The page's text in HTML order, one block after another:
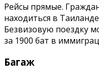
Рейсы прямые.
находиться в
Безвизовую поездку
за 1900 бат в
Багаж